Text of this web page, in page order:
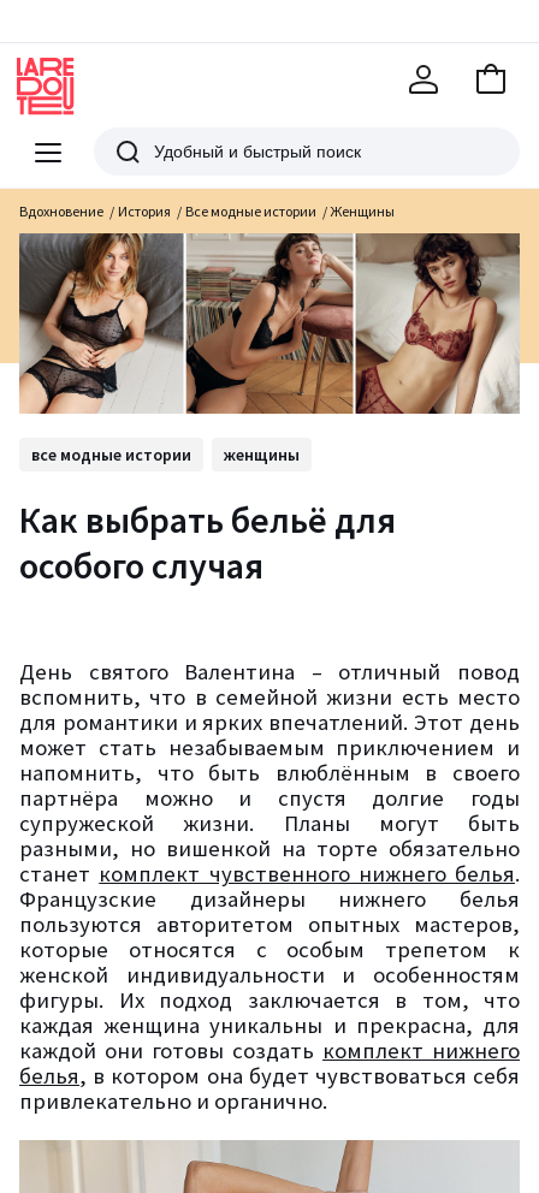
Меню
Redoute
Поиск
В
Вдохновение История Все модные истории Женщины
все модные истории женщины
Как выбрать бельё для
особого случая
День святого Валентина – отличный повод
вспомнить, что в семейной жизни есть место
для романтики и ярких впечатлений. Этот день
может стать незабываемым приключением и
напомнить, что быть влюблённым в своего
партнёра можно и спустя долгие годы
супружеской жизни. Планы могут быть
разными, но вишенкой на торте обязательно
станет комплект чувственного нижнего белья.
Французские дизайнеры нижнего белья
пользуются авторитетом опытных мастеров,
которые относятся с особым трепетом к
женской индивидуальности и особенностям
фигуры. Их подход заключается в том, что
каждая женщина уникальны и прекрасна, для
каждой они готовы создать комплект нижнего
белья, в котором она будет чувствоваться себя
привлекательно и органично.